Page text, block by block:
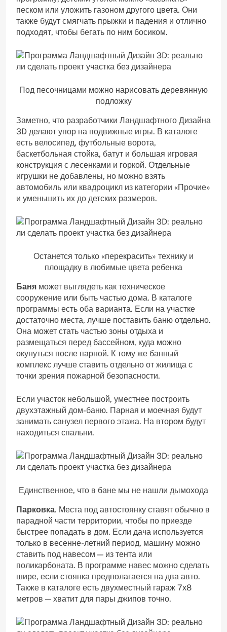
песком или уложить газоном другого цвета. Они
также будут смягчать прыжки и падения и отлично
подходят, чтобы бегать по ним босиком.
Под песочницами можно нарисовать деревянную
подложку
Заметно, что разработчики Ландшафтного Дизайна
3D делают упор на подвижные игры. В каталоге
есть велосипед, футбольные ворота,
баскетбольная стойка, батут и большая игровая
конструкция с лесенками и горкой. Отдельные
игрушки не добавлены, но можно взять
автомобиль или квадроцикл из категории «Прочие»
и уменьшить их до детских размеров.
Останется только «перекрасить» технику и
площадку в любимые цвета ребенка
Баня может выглядеть как техническое
сооружение или быть частью дома. В каталоге
программы есть оба варианта. Если на участке
достаточно места, лучше поставить баню отдельно.
Она может стать частью зоны отдыха и
размещаться перед бассейном, куда можно
окунуться после парной. К тому же банный
комплекс лучше ставить отдельно от жилища с
точки зрения пожарной безопасности.
Если участок небольшой, уместнее построить
двухэтажный дом-баню. Парная и моечная будут
занимать санузел первого этажа. На втором будут
находиться спальни.
Единственное, что в бане мы не нашли дымохода
Парковка. Места под автостоянку ставят обычно в
парадной части территории, чтобы по приезде
быстрее попадать в дом. Если дача используется
только в весенне-летний период, машину можно
ставить под навесом — из тента или
поликарбоната. В программе навес можно сделать
шире, если стоянка предполагается на два авто.
Также в каталоге есть двухместный гараж 7х8
метров — хватит для пары джипов точно.